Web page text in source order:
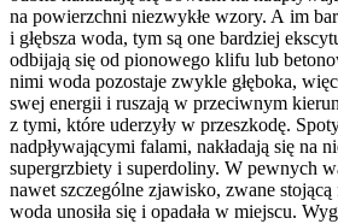
na powierzchni niezwykłe wzory. A im
i głębsza woda, tym są one bardziej
odbijają się od pionowego klifu lub
nimi woda pozostaje zwykle głęboka,
swej energii i ruszają w przeciwnym
z tymi, które uderzyły w przeszkodę.
nadpływającymi falami, nakładają się na
supergrzbiety i superdoliny. W pewnych
nawet szczególne zjawisko, zwane
woda unosiła się i opadała w miejscu.